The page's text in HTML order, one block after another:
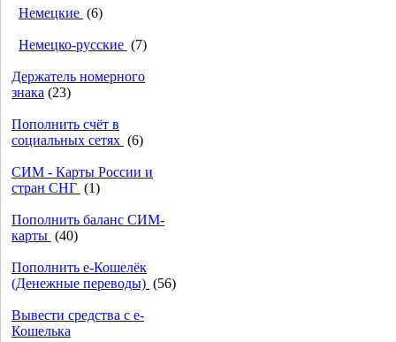
Немецкие (6)
Немецко-русские (7)
Держатель номерного
знака (23)
Пополнить счёт в
социальных сетях (6)
СИМ - Карты России и
стран СНГ (1)
Пополнить баланс СИМ-
карты (40)
Пополнить e-Кошелёк
(Денежные переводы) (56)
Вывести средства с е-
Кошелька